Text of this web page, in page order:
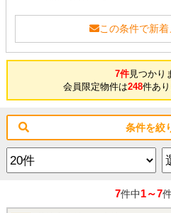
この条件で新
7件見つかり
会員限定物件は248件あ
条件を絞
7件中1～7